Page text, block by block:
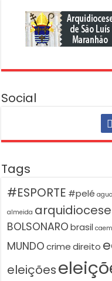
Social
Tags
#ESPORTE #pelé agua
almeida
BOLSONARO brasil
MUNDO crime direito
eleições